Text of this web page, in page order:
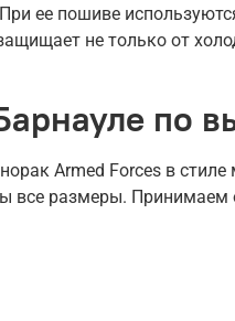
ее пошиве
не только от
по
Armed Forces в
все размеры.